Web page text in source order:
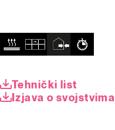
Tehnički list
Izjava o svojstvima